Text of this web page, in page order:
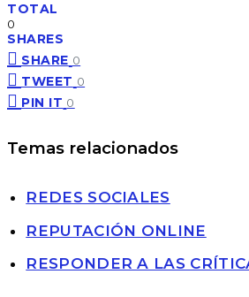
TOTAL
0
SHARES
SHARE 0
TWEET 0
PIN IT 0
Temas relacionados
REDES SOCIALES
REPUTACIÓN ONLINE
RESPONDER A LAS